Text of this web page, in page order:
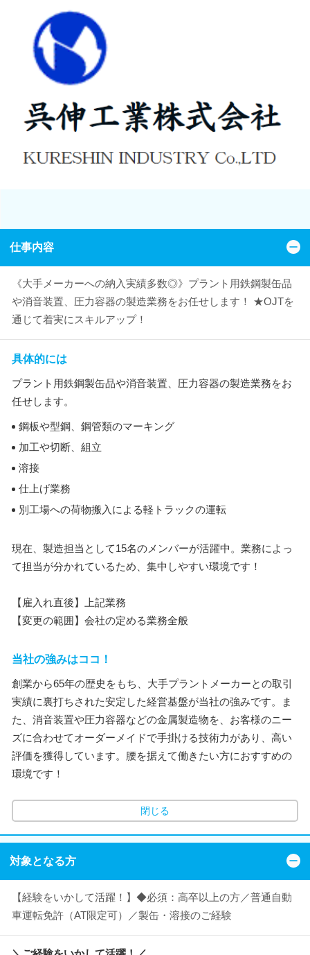
仕事内容
《大手メーカーへの納入実績多数◎》プラント用鉄鋼製缶品
や消音装置、圧力容器の製造業務をお任せします！ ★OJTを
通じて着実にスキルアップ！
具体的には
プラント用鉄鋼製缶品や消音装置、圧力容器の製造業務をお
任せします。
鋼板や型鋼、鋼管類のマーキング
加工や切断、組立
溶接
仕上げ業務
別工場への荷物搬入による軽トラックの運転
現在、製造担当として15名のメンバーが活躍中。業務によっ
て担当が分かれているため、集中しやすい環境です！
【雇入れ直後】上記業務
【変更の範囲】会社の定める業務全般
当社の強みはココ！
創業から65年の歴史をもち、大手プラントメーカーとの取引
実績に裏打ちされた安定した経営基盤が当社の強みです。ま
た、消音装置や圧力容器などの金属製造物を、お客様のニー
ズに合わせてオーダーメイドで手掛ける技術力があり、高い
評価を獲得しています。腰を据えて働きたい方におすすめの
環境です！
閉じる
対象となる方
【経験をいかして活躍！】◆必須：高卒以上の方／普通自動
車運転免許（AT限定可）／製缶・溶接のご経験